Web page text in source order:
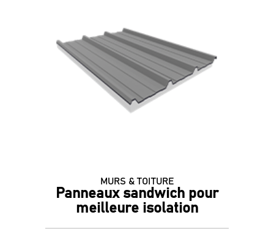
MURS & TOITURE
Panneaux sandwich pour
meilleure isolation